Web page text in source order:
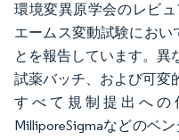
環境変異原学会のレビ
エームス変動試験におい
とを報告しています。異
試薬バッチ、および可変
すべて規制提出への
MilliporeSigmaなどのベ